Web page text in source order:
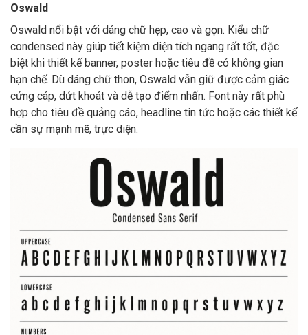
Oswald
Oswald nổi bật với dáng chữ hẹp, cao và gọn. Kiểu chữ
condensed này giúp tiết kiệm diện tích ngang rất tốt, đặc
biệt khi thiết kế banner, poster hoặc tiêu đề có không gian
hạn chế. Dù dáng chữ thon, Oswald vẫn giữ được cảm giác
cứng cáp, dứt khoát và dễ tạo điểm nhấn. Font này rất phù
hợp cho tiêu đề quảng cáo, headline tin tức hoặc các thiết kế
cần sự mạnh mẽ, trực diện.